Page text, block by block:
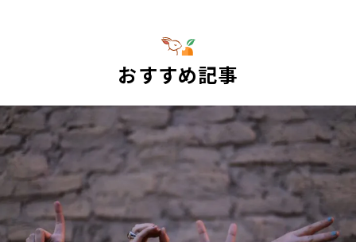
おすすめ記事